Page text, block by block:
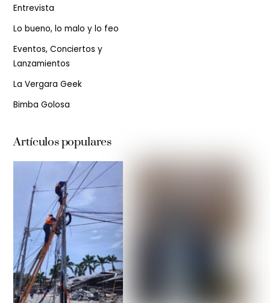
Entrevista
Lo bueno, lo malo y lo feo
Eventos, Conciertos y
Lanzamientos
La Vergara Geek
Bimba Golosa
Artículos populares